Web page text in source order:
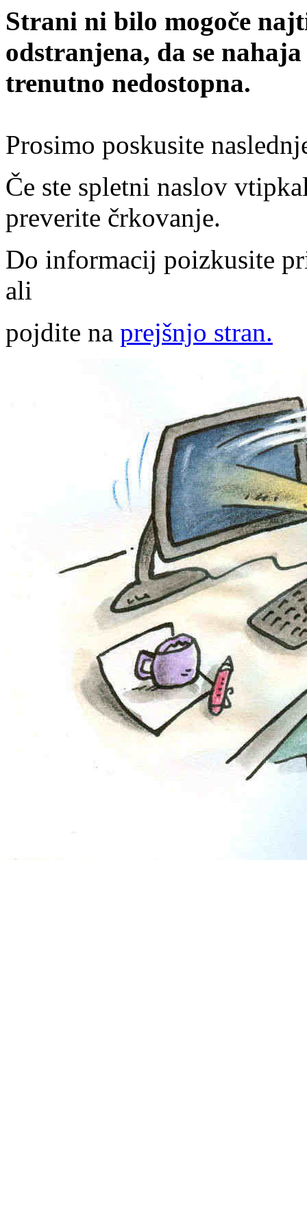
Strani ni bilo mogoče
odstranjena, da se
trenutno nedostopna.
Prosimo poskusite
Če ste spletni naslov
preverite črkovanje.
Do informacij poizkusite
ali
pojdite na prejšnjo stran.